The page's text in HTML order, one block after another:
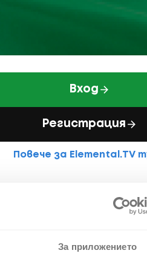
За приложението
Вход
Регистрация
Повече за Elemental.TV